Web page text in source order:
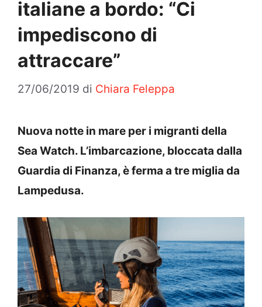
italiane a bordo: “Ci
impediscono di
attraccare”
27/06/2019 di Chiara Feleppa
Nuova notte in mare per i migranti della
Sea Watch. L’imbarcazione, bloccata dalla
Guardia di Finanza, è ferma a tre miglia da
Lampedusa.